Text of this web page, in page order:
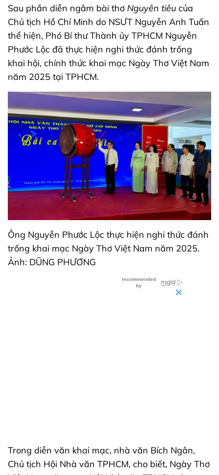
Sau phần diễn ngâm bài thơ Nguyên tiêu của
Chủ tịch Hồ Chí Minh do NSƯT Nguyễn Anh Tuấn
thể hiện, Phó Bí thư Thành ủy TPHCM Nguyễn
Phước Lộc đã thực hiện nghi thức đánh trống
khai hội, chính thức khai mạc Ngày Thơ Việt Nam
năm 2025 tại TPHCM.
Ông Nguyễn Phước Lộc thực hiện nghi thức đánh
trống khai mạc Ngày Thơ Việt Nam năm 2025.
Ảnh: DŨNG PHƯƠNG
Trong diễn văn khai mạc, nhà văn Bích Ngân,
Chủ tịch Hội Nhà văn TPHCM, cho biết, Ngày Thơ